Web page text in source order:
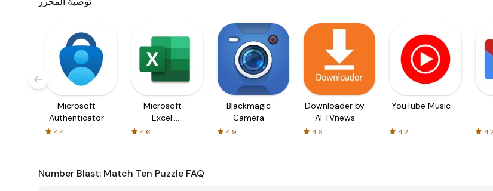
Microsoft
Authenticator
4.4
Microsoft
Excel:
Spreadsheets
4.6
Blackmagic
Camera
4.9
Downloader by
AFTVnews
4.6
YouTube Music
4.2
Number Blast: Match Ten Puzzle FAQ